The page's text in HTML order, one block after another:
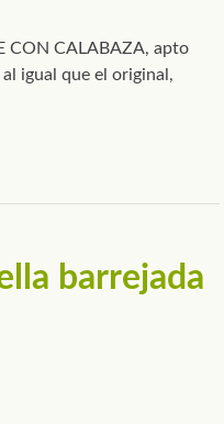
CON CALABAZA, apto
igual que el original,
barrejada